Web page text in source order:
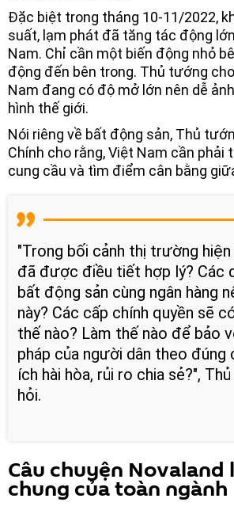
Đặc biệt trong tháng 10-11/2022,
suất, lạm phát đã tăng tác động
Nam. Chỉ cần một biến động nhỏ
động đến bên trong. Thủ tướng
Nam đang có độ mở lớn nên dễ
hình thế giới.
Nói riêng về bất động sản, Thủ
Chính cho rằng, Việt Nam cần phải
cung cầu và tìm điểm cân bằng
"Trong bối cảnh thị trường hiện
đã được điều tiết hợp lý? Các
bất động sản cùng ngân hàng
này? Các cấp chính quyền sẽ
thế nào? Làm thế nào để bảo
pháp của người dân theo
ích hài hòa, rủi ro chia sẻ?",
hỏi.
Câu chuyện Novaland
chung của toàn ngành